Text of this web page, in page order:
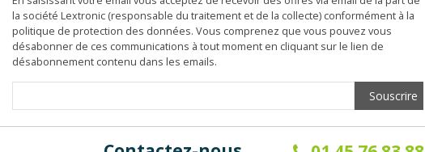
la société Lextronic (responsable du traitement et de la collecte) conformément à la
politique de protection des données. Vous comprenez que vous pouvez vous
désabonner de ces communications à tout moment en cliquant sur le lien de
désabonnement contenu dans les emails.